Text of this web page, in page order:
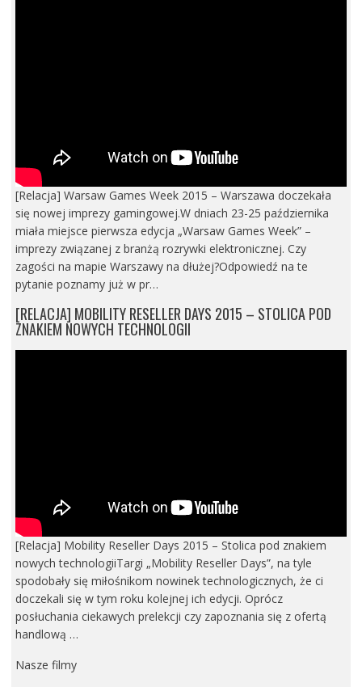
[Relacja] Warsaw Games Week 2015 – Warszawa doczekała
się nowej imprezy gamingowej.W dniach 23-25 października
miała miejsce pierwsza edycja „Warsaw Games Week” –
imprezy związanej z branżą rozrywki elektronicznej. Czy
zagości na mapie Warszawy na dłużej?Odpowiedź na te
pytanie poznamy już w pr…
[RELACJA] MOBILITY RESELLER DAYS 2015 – STOLICA POD
ZNAKIEM NOWYCH TECHNOLOGII
[Relacja] Mobility Reseller Days 2015 – Stolica pod znakiem
nowych technologiiTargi „Mobility Reseller Days”, na tyle
spodobały się miłośnikom nowinek technologicznych, że ci
doczekali się w tym roku kolejnej ich edycji. Oprócz
posłuchania ciekawych prelekcji czy zapoznania się z ofertą
handlową …
Nasze filmy